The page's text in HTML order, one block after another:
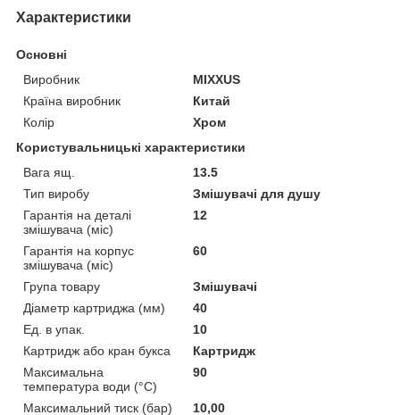
Характеристики
Основні
Виробник
MIXXUS
Країна виробник
Китай
Колір
Хром
Користувальницькі характеристики
Вага ящ.
13.5
Тип виробу
Змішувачі для душу
Гарантія на деталі
змішувача (міс)
12
Гарантія на корпус
змішувача (міс)
60
Група товару
Змішувачі
Діаметр картриджа (мм)
40
Ед. в упак.
10
Картридж або кран букса
Картридж
Максимальна
температура води (°C)
90
Максимальний тиск (бар) 10,00